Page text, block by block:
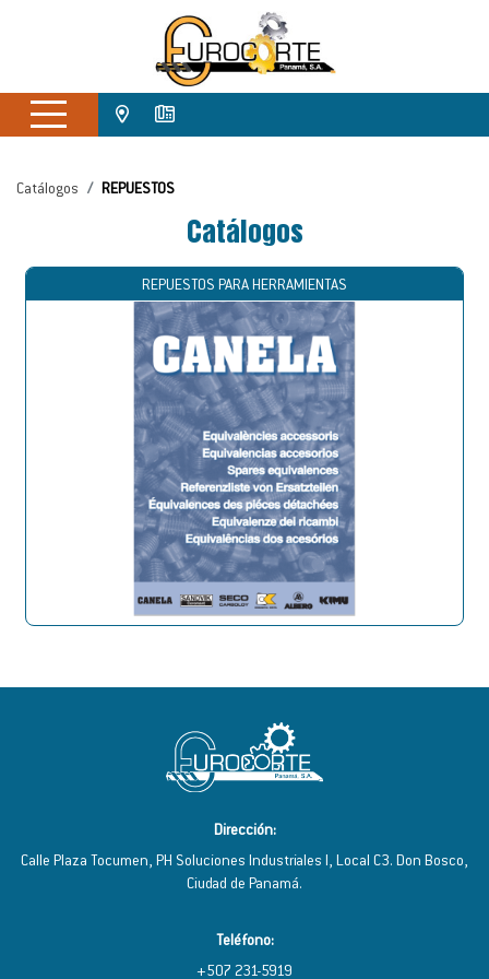
Catálogos REPUESTOS
Catálogos
REPUESTOS PARA HERRAMIENTAS
Dirección:
Calle Plaza Tocumen, PH Soluciones Industriales I, Local C3. Don Bosco,
Ciudad de Panamá.
Teléfono:
+507 231-5919